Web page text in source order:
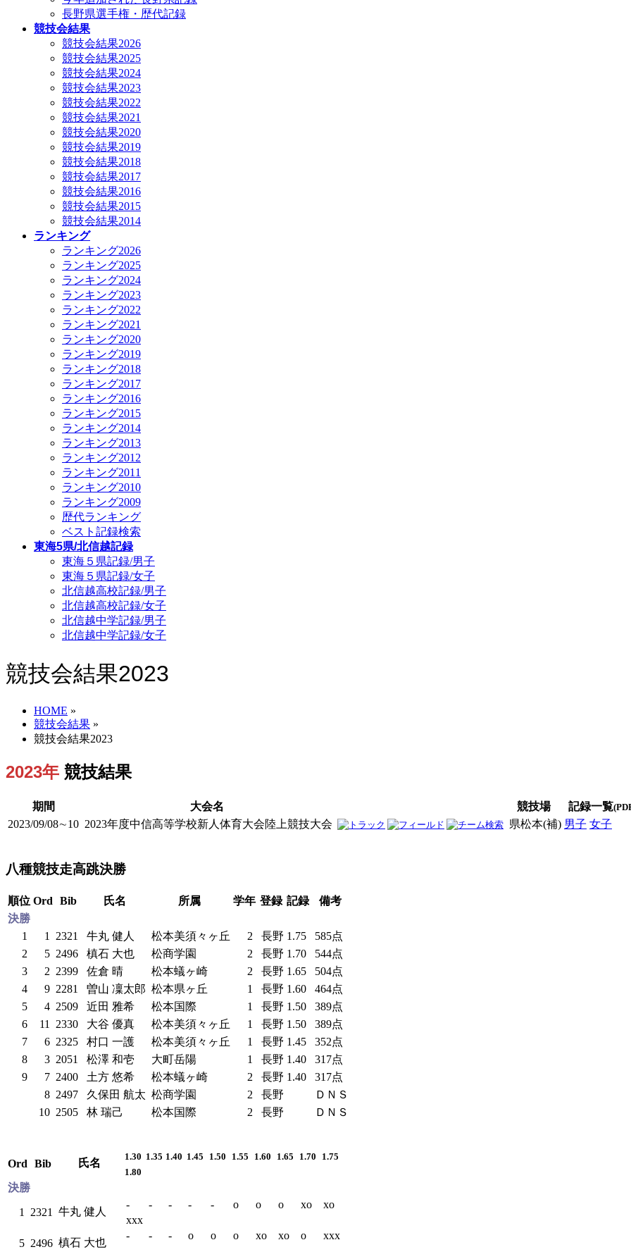
長野県選手権・歴代記録
競技会結果
競技会結果2026
競技会結果2025
競技会結果2024
競技会結果2023
競技会結果2022
競技会結果2021
競技会結果2020
競技会結果2019
競技会結果2018
競技会結果2017
競技会結果2016
競技会結果2015
競技会結果2014
ランキング
ランキング2026
ランキング2025
ランキング2024
ランキング2023
ランキング2022
ランキング2021
ランキング2020
ランキング2019
ランキング2018
ランキング2017
ランキング2016
ランキング2015
ランキング2014
ランキング2013
ランキング2012
ランキング2011
ランキング2010
ランキング2009
歴代ランキング
ベスト記録検索
東海5県/北信越記録
東海５県記録/男子
東海５県記録/女子
北信越高校記録/男子
北信越高校記録/女子
北信越中学記録/男子
北信越中学記録/女子
競技会結果2023
HOME »
競技会結果 »
競技会結果2023
2023年 競技結果
期間 大会名 競技場 記録一覧
2023/09/08∼10 2023年度中信高等学校新人体育大会陸上競技大会 県松本(補) 男子 女子
八種競技走高跳決勝
順位 Ord Bib 氏名 所属 学年 登録 記録
備考
決勝
1
1 2321 牛丸 健人 松本美須々ヶ丘 2 長野 1.75
585点
2
5 2496 槙石 大也 松商学園 2 長野 1.70
544点
3
2 2399 佐倉 晴 松本蟻ヶ崎 2 長野 1.65
504点
4
9 2281 曽山 凜太郎 松本県ヶ丘 1 長野 1.60
464点
5
4 2509 近田 雅希 松本国際 1 長野 1.50
389点
6
11 2330 大谷 優真 松本美須々ヶ丘 1 長野 1.50
389点
7
6 2325 村口 一護 松本美須々ヶ丘 1 長野 1.45
352点
8
3 2051 松澤 和壱 大町岳陽 1 長野 1.40
317点
9
7 2400 土方 悠希 松本蟻ヶ崎 2 長野 1.40
317点
8 2497 久保田 航太 松商学園 2 長野
ＤＮＳ
10 2505 林 瑞己 松本国際 2 長野 ＤＮＳ
Ord Bib 氏名
1.30 1.35 1.40 1.45 1.50 1.55 1.60 1.65 1.70
1.75
1.80
決勝
1 2321 牛丸 健人
- - - - - o o o xo
xo
xxx
5 2496 槙石 大也
- - - o o o xo xo o xxx